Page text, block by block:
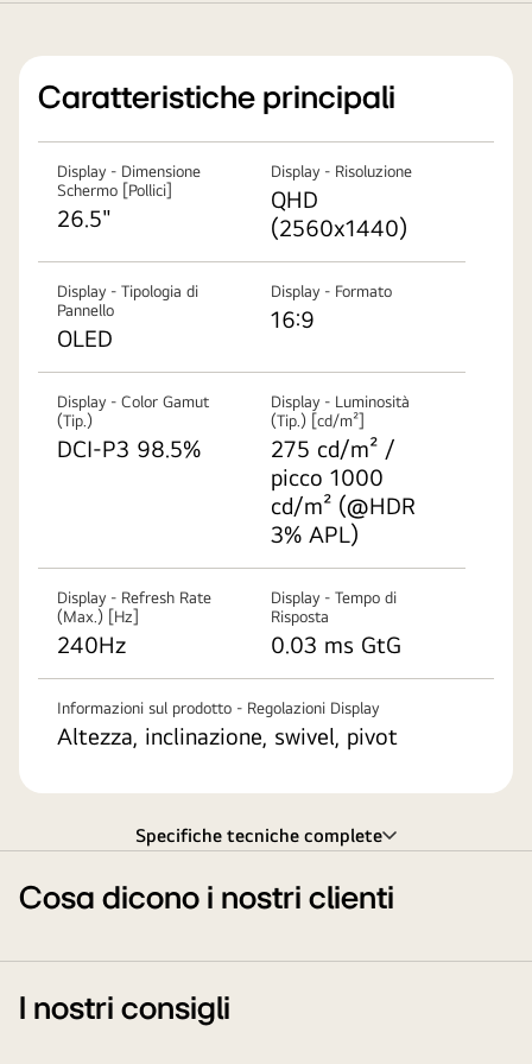
Caratteristiche principali
Display - Dimensione
Schermo [Pollici]
26.5"
Display - Risoluzione
QHD
(2560x1440)
Display - Tipologia di
Pannello
OLED
Display - Formato
16:9
Display - Color Gamut
(Tip.)
DCI-P3 98.5%
Display - Luminosità
(Tip.) [cd/m²]
275 cd/m² /
picco 1000
cd/m² (@HDR
3% APL)
Display - Refresh Rate
(Max.) [Hz]
240Hz
Display - Tempo di
Risposta
0.03 ms GtG
Informazioni sul prodotto - Regolazioni Display
Altezza, inclinazione, swivel, pivot
Specifiche tecniche complete
Cosa dicono i nostri clienti
I nostri consigli